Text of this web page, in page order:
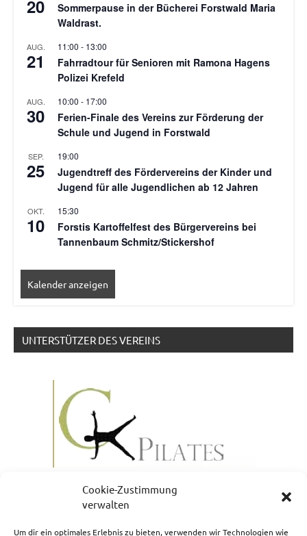
Cookie-Zustimmung
verwalten
Um dir ein optimales Erlebnis zu bieten, verwenden wir Technologien wie
20
Sommerpause in der Bücherei Forstwald Maria
Waldrast.
AUG.
21
11:00 - 13:00
Fahrradtour für Senioren mit Ramona Hagens
Polizei Krefeld
AUG.
30
10:00 - 17:00
Ferien-Finale des Vereins zur Förderung der
Schule und Jugend in Forstwald
SEP.
25
19:00
Jugendtreff des Fördervereins der Kinder und
Jugend für alle Jugendlichen ab 12 Jahren
OKT.
10
15:30
Forstis Kartoffelfest des Bürgervereins bei
Tannenbaum Schmitz/Stickershof
Kalender anzeigen
UNTERSTÜTZER DES VEREINS